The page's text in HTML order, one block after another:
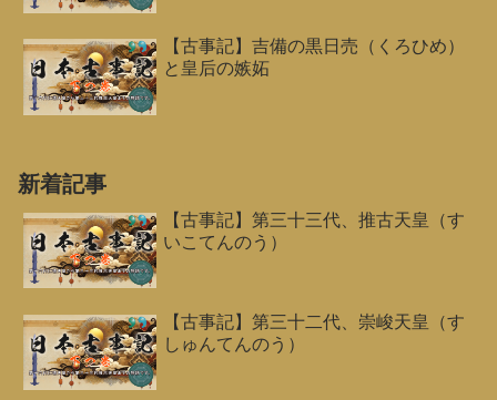
【古事記】吉備の黒日売（くろひめ）
と皇后の嫉妬
新着記事
【古事記】第三十三代、推古天皇（す
いこてんのう）
【古事記】第三十二代、崇峻天皇（す
しゅんてんのう）